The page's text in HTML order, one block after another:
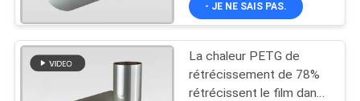
- JE NE SAIS PAS.
La chaleur PETG de
rétrécissement de 78%
rétrécissent le film dans